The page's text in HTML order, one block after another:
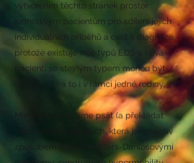
vytvořením těchto stránek prostor
jednotlivým pacientům pro sdílení jejich
individuálních příběhů a cest k diagnóze,
protože existuje více typů EDS a i dva
pacienti se stejným typem mohou být
trochu jiní - a to i v rámci jedné rodiny.
Mimo to se snažíme psát (a překládat
informace) o tématech, která jakýmkoliv
způsobem souvisí s Ehlers-Danlosovými